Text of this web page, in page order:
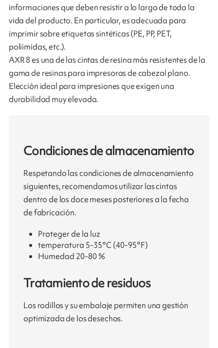
informaciones que deben resistir a lo largo de toda la
vida del producto. En particular, es adecuada para
imprimir sobre etiquetas sintéticas (PE, PP, PET,
poliimidas, etc.).
AXR 8 es una de las cintas de resina más resistentes de la
gama de resinas para impresoras de cabezal plano.
Elección ideal para impresiones que exigen una
durabilidad muy elevada.
Condiciones de almacenamiento
Respetando las condiciones de almacenamiento
siguientes, recomendamos utilizar las cintas
dentro de los doce meses posteriores a la fecha
de fabricación.
Proteger de la luz
temperatura 5-35°C (40-95°F)
Humedad 20-80 %
Tratamiento de residuos
Los rodillos y su embalaje permiten una gestión
optimizada de los desechos.